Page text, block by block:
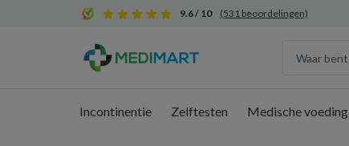
9.6 / 10 (531 beoordelingen)
Incontinentie Zelftesten Medische voeding